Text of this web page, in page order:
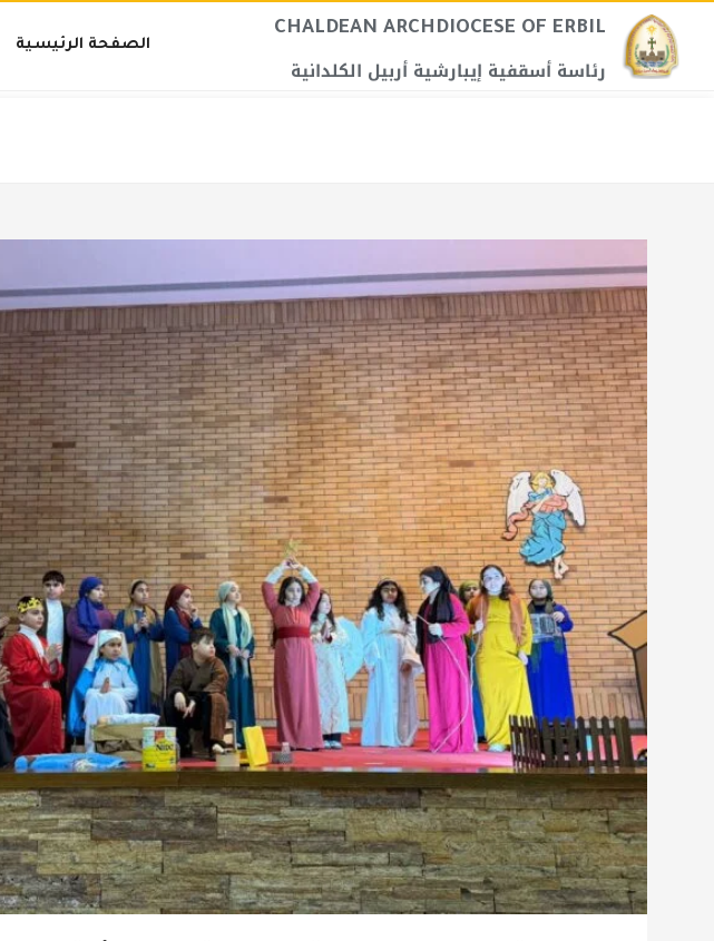
CHALDEAN ARCHDIOCESE OF ERBIL​
رئاسة أسقفية إيبارشية أربيل الكلدانية
الصفحة الرئيسية